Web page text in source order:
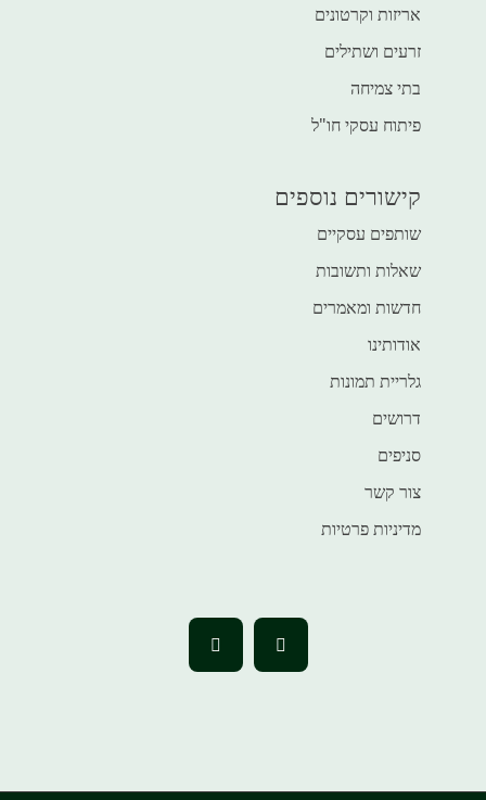
אריזות וקרטונים
זרעים ושתילים
בתי צמיחה
פיתוח עסקי חו"ל
קישורים נוספים
שותפים עסקיים
שאלות ותשובות
חדשות ומאמרים
אודותינו
גלריית תמונות
דרושים
סניפים
צור קשר
מדיניות פרטיות